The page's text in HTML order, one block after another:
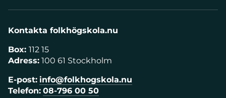
Kontakta folkhögskola.nu
Box: 112 15
Adress: 100 61 Stockholm
E-post: info@folkhogskola.nu
Telefon: 08-796 00 50